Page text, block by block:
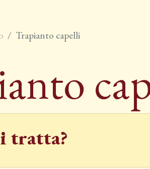
Trapianto capelli
tratta?